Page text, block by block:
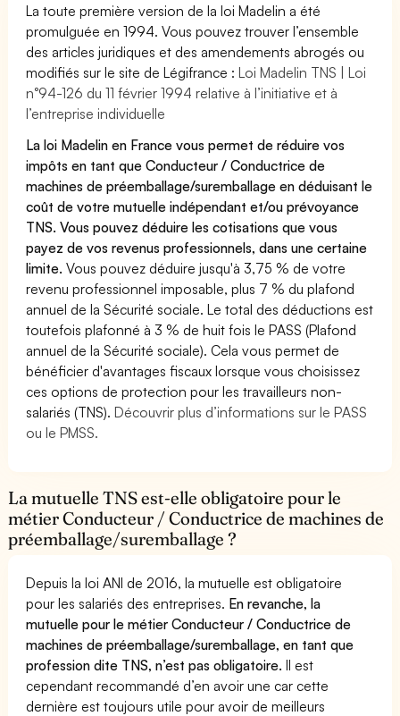
La toute première version de la loi Madelin a été
promulguée en 1994. Vous pouvez trouver l’ensemble
des articles juridiques et des amendements abrogés ou
modifiés sur le site de Légifrance :Loi Madelin TNS | Loi
n°94-126 du 11 février 1994 relative à l’initiative et à
l’entreprise individuelle
La loi Madelin en France vous permet de réduire vos
impôts en tant que Conducteur / Conductrice de
machines de préemballage/suremballage en déduisant le
coût de votre mutuelle indépendant et/ou prévoyance
TNS. Vous pouvez déduire les cotisations que vous
payez de vos revenus professionnels, dans une certaine
limite.Vous pouvez déduire jusqu'à 3,75 % de votre
revenu professionnel imposable, plus 7 % du plafond
annuel de la Sécurité sociale. Le total des déductions est
toutefois plafonné à 3 % de huit fois le PASS (Plafond
annuel de la Sécurité sociale). Cela vous permet de
bénéficier d'avantages fiscaux lorsque vous choisissez
ces options de protection pour les travailleurs non-
salariés (TNS).Découvrir plus d’informations sur le PASS
ou le PMSS.
La mutuelle TNS est-elle obligatoire pour le
métier Conducteur / Conductrice de machines de
préemballage/suremballage ?
Depuis la loi ANI de 2016, la mutuelle est obligatoire
pour les salariés des entreprises. En revanche, la
mutuelle pour le métier Conducteur / Conductrice de
machines de préemballage/suremballage, en tant que
profession dite TNS, n’est pas obligatoire.Il est
cependant recommandé d’en avoir une car cette
dernière est toujours utile pour avoir de meilleurs